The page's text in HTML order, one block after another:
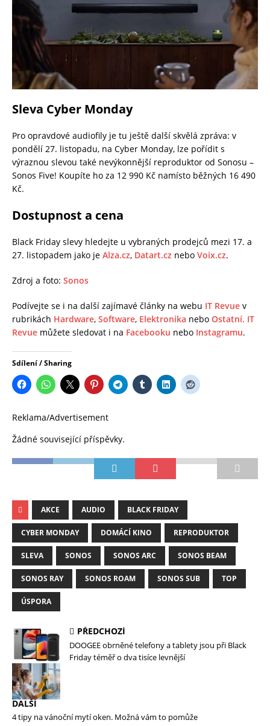
Sleva Cyber Monday
Pro opravdové audiofily je tu ještě další skvělá zpráva: v
pondělí 27. listopadu, na Cyber Monday, lze pořídit s
výraznou slevou také nevýkonnější reproduktor od Sonosu –
Sonos Five! Koupíte ho za 12 990 Kč namísto běžných 16 490
Kč.
Dostupnost a cena
Black Friday slevy hledejte u vybraných prodejců mezi 17. a
27. listopadem jako je Alza.cz, Datart.cz nebo Voix.cz.
Zdroj a foto: Sonos
Podívejte se i na další zajímavé články na webu IT Revue v
rubrikách Hardware, Software, Elektronika nebo Ostatní. IT
Revue můžete sledovat i na Facebooku nebo Instagramu.
Sdílení / Sharing
Reklama/Advertisement
Žádné související příspěvky.
AKCE AUDIO BLACK FRIDAY
CYBER MONDAY DOMÁCÍ KINO REPRODUKTOR
SLEVA SONOS SONOS ARC SONOS BEAM
SONOS RAY SONOS ROAM SONOS SUB TOP
ÚSPORA
PŘEDCHOZÍ
DOOGEE obrněné telefony a tablety jsou při Black
Friday téměř o dva tisíce levnější
DALŠÍ
4 tipy na vánoční mytí oken. Možná vám to pomůže